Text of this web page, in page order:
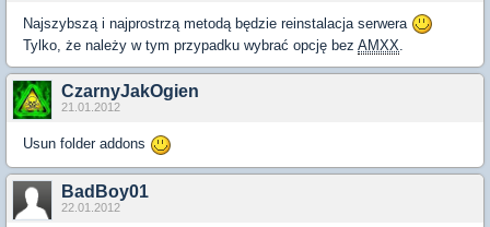
Najszybszą i najprostrzą metodą będzie reinstalacja serwera
Tylko, że należy w tym przypadku wybrać opcję bez AMXX.
CzarnyJakOgien
21.01.2012
Usun folder addons
BadBoy01
22.01.2012